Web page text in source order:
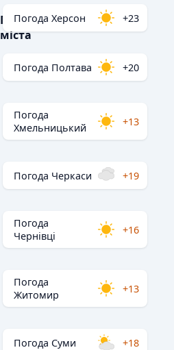
Популярні
міста
Погода Херсон +23
Погода Полтава +20
Погода
Хмельницький
+13
Погода Черкаси +19
Погода
Чернівці
+16
Погода
Житомир
+13
Погода Суми +18